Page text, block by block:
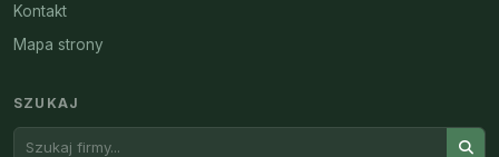
Kontakt
Mapa strony
SZUKAJ